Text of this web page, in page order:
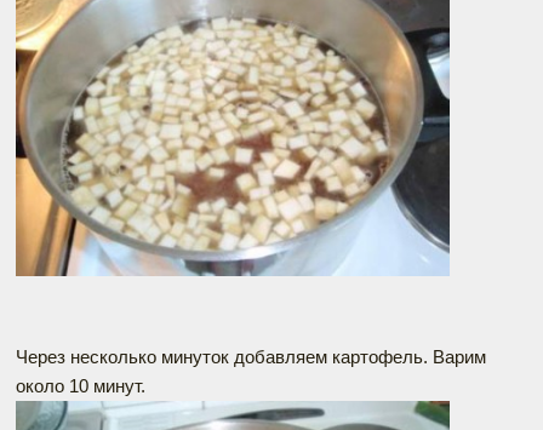
Через несколько минуток добавляем картофель. Варим
около 10 минут.